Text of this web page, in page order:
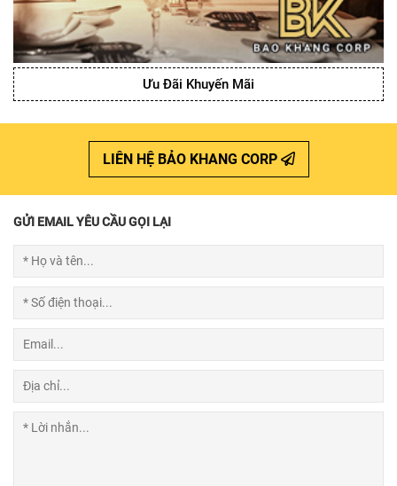
Ưu Đãi Khuyến Mãi
LIÊN HỆ BẢO KHANG CORP
GỬI EMAIL YÊU CẦU GỌI LẠI